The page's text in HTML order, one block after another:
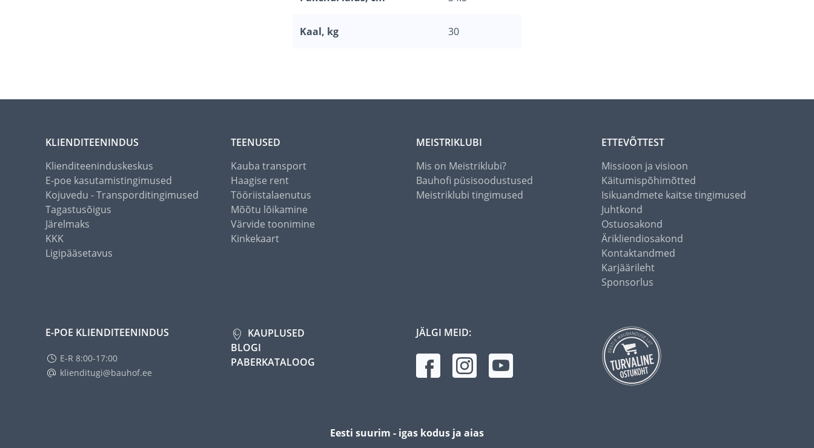
Kaal, kg 30
KLIENDITEENINDUS
Klienditeeninduskeskus
E-poe kasutamistingimused
Kojuvedu - Transporditingimused
Tagastusõigus
Järelmaks
KKK
Ligipääsetavus
TEENUSED
Kauba transport
Haagise rent
Tööriistalaenutus
Mõõtu lõikamine
Värvide toonimine
Kinkekaart
MEISTRIKLUBI
Mis on Meistriklubi?
Bauhofi püsisoodustused
Meistriklubi tingimused
ETTEVÕTTEST
Missioon ja visioon
Käitumispõhimõtted
Isikuandmete kaitse tingimused
Juhtkond
Ostuosakond
Ärikliendiosakond
Kontaktandmed
Karjäärileht
Sponsorlus
E-POE KLIENDITEENINDUS
E-R 8:00-17:00
klienditugi@bauhof.ee
KAUPLUSED
BLOGI
PABERKATALOOG
JÄLGI MEID:
Eesti suurim - igas kodus ja aias